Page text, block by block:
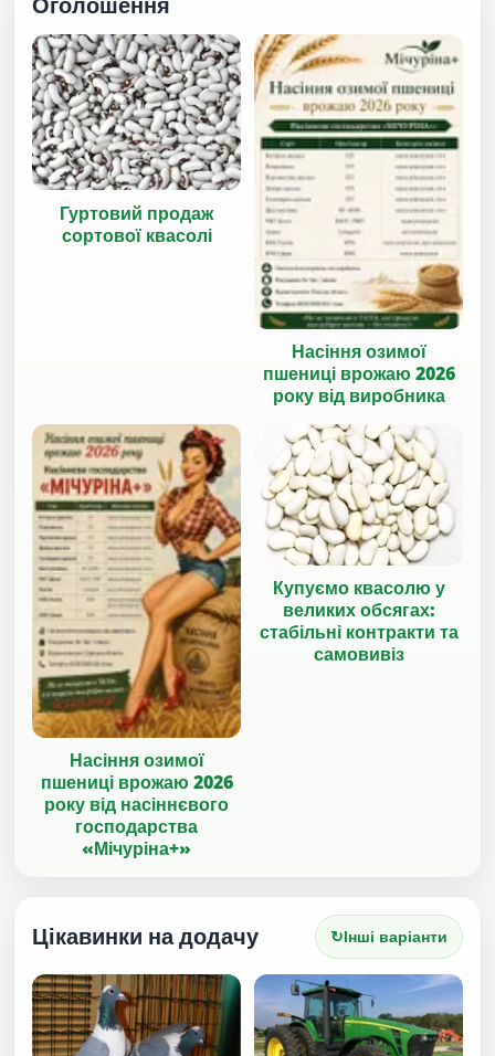
Гуртовий продаж
сортової квасолі
Насіння озимої
пшениці врожаю 2026
року від виробника
Насіння озимої
пшениці врожаю 2026
року від насіннєвого
господарства
«Мічуріна+»
Купуємо квасолю у
великих обсягах:
стабільні контракти та
самовивіз
Цікавинки на додачу ↻Інші варіанти